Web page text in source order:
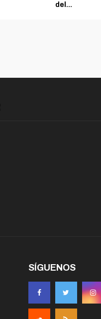
del...
SÍGUENOS